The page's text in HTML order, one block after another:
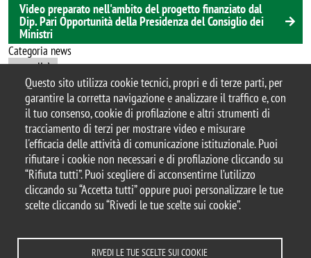
Questo sito utilizza cookie tecnici, propri e di terze parti, per
garantire la corretta navigazione e analizzare il traffico e, con
il tuo consenso, cookie di profilazione e altri strumenti di
tracciamento di terzi per mostrare video e misurare
l'efficacia delle attività di comunicazione istituzionale. Puoi
rifiutare i cookie non necessari e di profilazione cliccando su
“Rifiuta tutti”. Puoi scegliere di acconsentirne l’utilizzo
cliccando su “Accetta tutti” oppure puoi personalizzare le tue
scelte cliccando su “Rivedi le tue scelte sui cookie”.
RIVEDI LE TUE SCELTE SUI COOKIE
Video preparato nell'ambito del progetto finanziato dal
Dip. Pari Opportunità della Presidenza del Consiglio dei
Ministri
Categoria news
attualità
© 2025 Università degli Studi di Milano-Bicocca
Piazza dell'Ateneo Nuovo, 1 - 20126, Milano
Casella PEC:ateneo.bicocca@pec.unimib.it
P.I. 12621570154 |
redazioneweb.fisica@unimib.it